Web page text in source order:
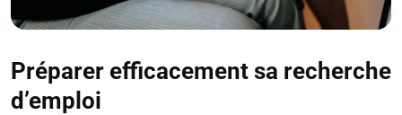
Préparer efficacement sa recherche
d’emploi